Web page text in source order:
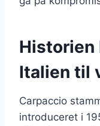
Historien
Italien til
Carpaccio
introduceret i